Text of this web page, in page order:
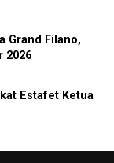
Grand Filano,
2026
Estafet Ketua